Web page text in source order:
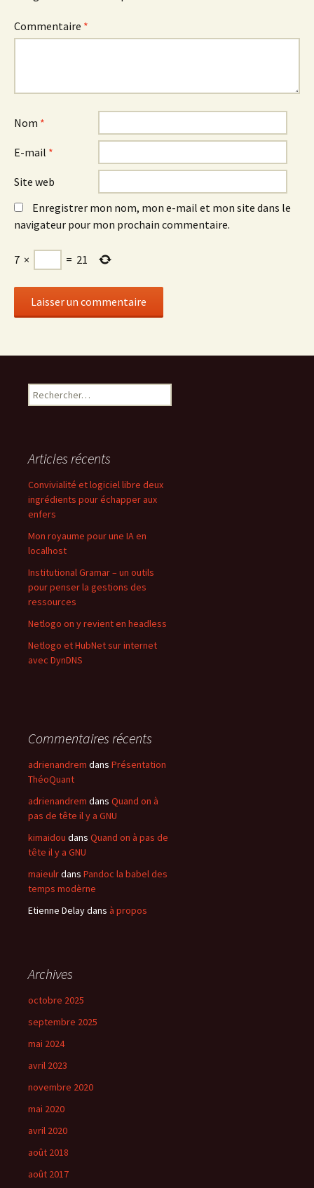
Commentaire *
Nom *
E-mail *
Site web
Enregistrer mon nom, mon e-mail et mon site dans le
navigateur pour mon prochain commentaire.
7 × = 21
Rechercher :
Articles récents
Convivialité et logiciel libre deux
ingrédients pour échapper aux
enfers
Mon royaume pour une IA en
localhost
Institutional Gramar – un outils
pour penser la gestions des
ressources
Netlogo on y revient en headless
Netlogo et HubNet sur internet
avec DynDNS
Commentaires récents
adrienandrem dans Présentation
ThéoQuant
adrienandrem dans Quand on à
pas de tête il y a GNU
kimaidou dans Quand on à pas de
tête il y a GNU
maieulrdans Pandoc la babel des
temps modèrne
Etienne Delaydans à propos
Archives
octobre 2025
septembre 2025
mai 2024
avril 2023
novembre 2020
mai 2020
avril 2020
août 2018
août 2017